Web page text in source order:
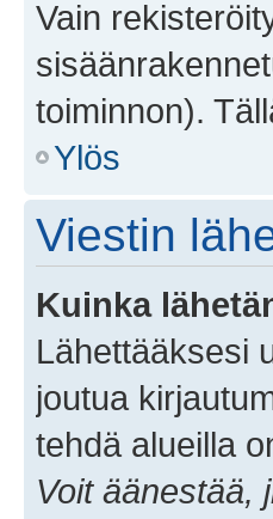
Vain
toiminnon).
Ylös
Viestin
Kuinka
Lähettääksesi
joutua
tehdä alueilla
Voit äänestää,